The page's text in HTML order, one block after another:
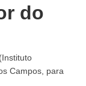
do
Campos, para